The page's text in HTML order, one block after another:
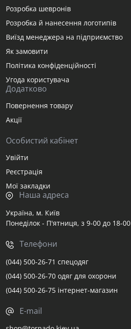
Розробка шевронів
Розробка й нанесення логотипів
Виїзд менеджера на підприємство
Як замовити
Політика конфіденційності
Угода користувача
Додатково
Повернення товару
Акції
Особистий кабінет
Увійти
Реєстрація
Мої закладки
Наша адреса
Україна, м. Київ
Понеділок - П'ятниця, з 9-00 до 18-00
Телефони
(044) 500-26-71 спецодяг
(044) 500-26-70 одяг для охорони
(044) 500-26-75 інтернет-магазин
E-mail